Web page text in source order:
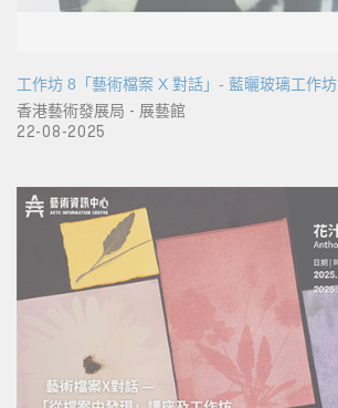
工作坊 8「藝術檔案 X 對話」- 藍曬玻璃工作坊
香港藝術發展局 - 展藝館
22-08-2025